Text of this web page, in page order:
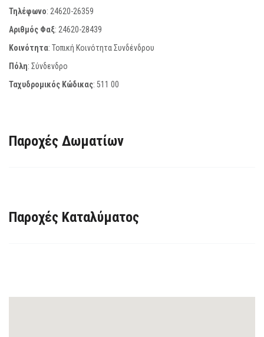
Τηλέφωνο: 24620-26359
Αριθμός Φαξ: 24620-28439
Κοινότητα: Τοπική Κοινότητα Συνδένδρου
Πόλη: Σύνδενδρο
Ταχυδρομικός Κώδικας: 511 00
Παροχές Δωματίων
Παροχές Καταλύματος